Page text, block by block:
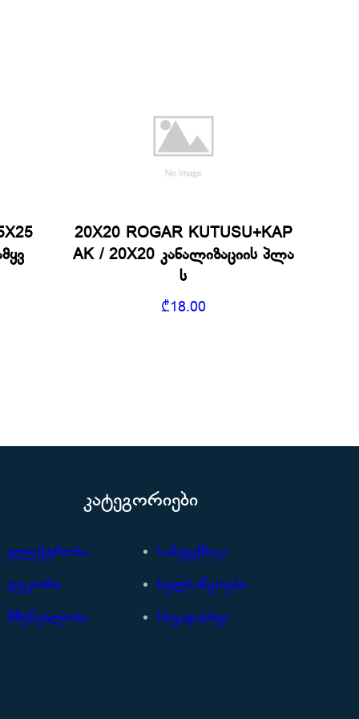
20X20 ROGAR KUTUSU+KAP
AK / 20X20 კანალიზაციის პლა
ს
₾18.00
კატეგორიები
ელექტრობა
დეკორი
მშენებლობა
სანტექნიკა
ხელსაწყოები
სხვადასხვა